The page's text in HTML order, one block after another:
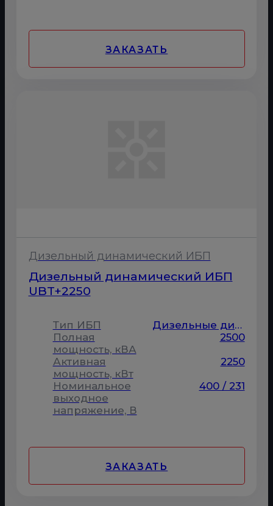
ЗАКАЗАТЬ
Дизельный динамический ИБП
Дизельный динамический ИБП
UBT+2250
Тип ИБП
Дизельные динамические
Полная
мощность, кВА
2500
Активная
мощность, кВт
2250
Номинальное
выходное
напряжение, В
400 / 231
ЗАКАЗАТЬ